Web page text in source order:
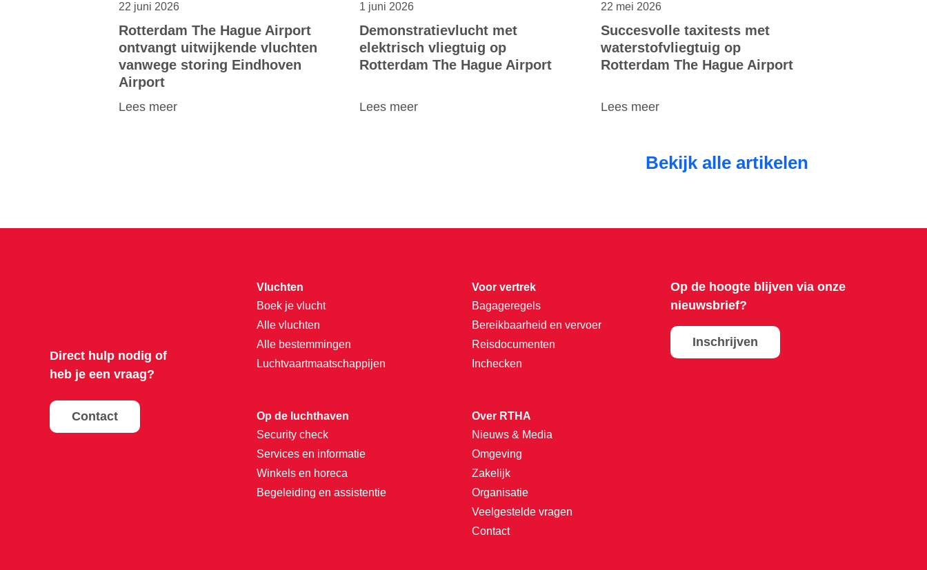
22 juni 2026
Rotterdam The Hague Airport
ontvangt uitwijkende vluchten
vanwege storing Eindhoven
Airport
Lees meer
1 juni 2026
Demonstratievlucht met
elektrisch vliegtuig op
Rotterdam The Hague Airport
Lees meer
22 mei 2026
Succesvolle taxitests met
waterstofvliegtuig op
Rotterdam The Hague Airport
Lees meer
Bekijk alle artikelen
Direct hulp nodig of
heb je een vraag?
Contact
Vluchten
Boek je vlucht
Alle vluchten
Alle bestemmingen
Luchtvaartmaatschappijen
Voor vertrek
Bagageregels
Bereikbaarheid en vervoer
Reisdocumenten
Inchecken
Op de luchthaven
Security check
Services en informatie
Winkels en horeca
Begeleiding en assistentie
Over RTHA
Nieuws & Media
Omgeving
Zakelijk
Organisatie
Veelgestelde vragen
Contact
Op de hoogte blijven via onze
nieuwsbrief?
Inschrijven